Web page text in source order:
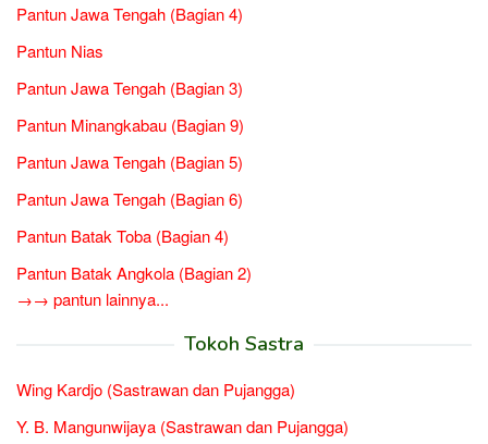
Pantun Jawa Tengah (Bagian 4)
Pantun Nias
Pantun Jawa Tengah (Bagian 3)
Pantun Minangkabau (Bagian 9)
Pantun Jawa Tengah (Bagian 5)
Pantun Jawa Tengah (Bagian 6)
Pantun Batak Toba (Bagian 4)
Pantun Batak Angkola (Bagian 2)
→→ pantun lainnya...
Tokoh Sastra
Wing Kardjo (Sastrawan dan Pujangga)
Y. B. Mangunwijaya (Sastrawan dan Pujangga)